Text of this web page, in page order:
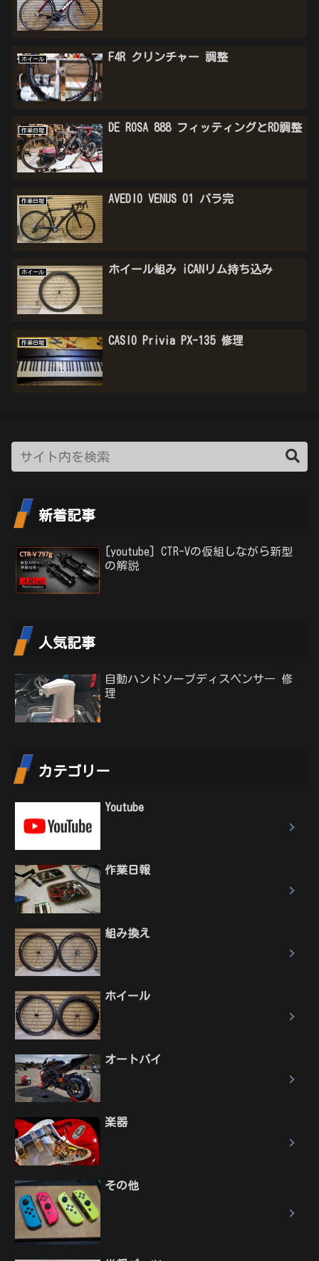
ホイール F4R クリンチャー 調整
作業日報 DE ROSA 888 フィッティングとRD調整
作業日報 AVEDIO VENUS 01 バラ完
ホイール ホイール組み iCANリム持ち込み
作業日報 CASIO Privia PX-135 修理
新着記事
[youtube] CTR-Vの仮組しながら新型
の解説
人気記事
自動ハンドソープディスペンサ― 修
理
カテゴリー
Youtube
作業日報
組み換え
ホイール
オートバイ
楽器
その他